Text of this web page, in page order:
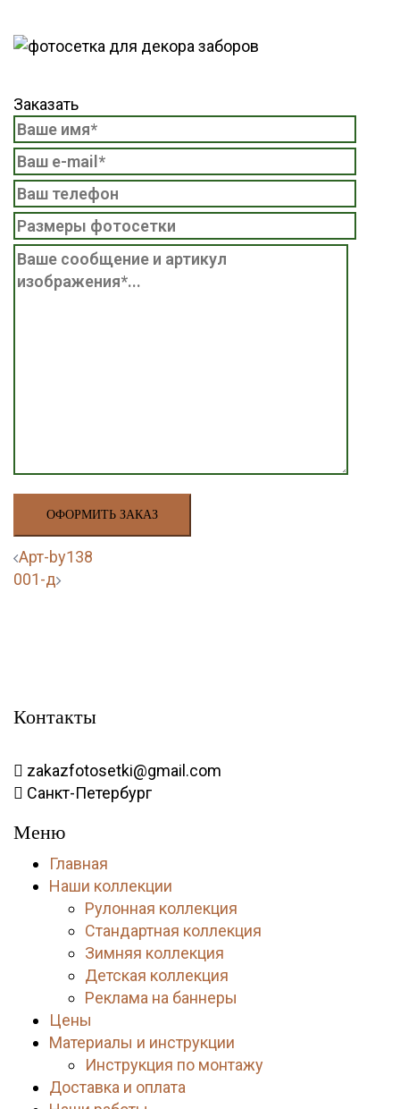
Заказать
Навигация
по
Арт-by138
001-д
Контакты
zakazfotosetki@gmail.com
Санкт-Петербург
Меню
Главная
Наши коллекции
Рулонная коллекция
Стандартная коллекция
Зимняя коллекция
Детская коллекция
Реклама на баннеры
Цены
Материалы и инструкции
Инструкция по монтажу
Доставка и оплата